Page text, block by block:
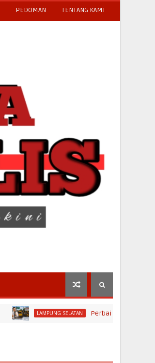
PEDOMAN TENTANG KAMI
LAMPUNG SELATAN Perbaikan Jalan RA Basyid